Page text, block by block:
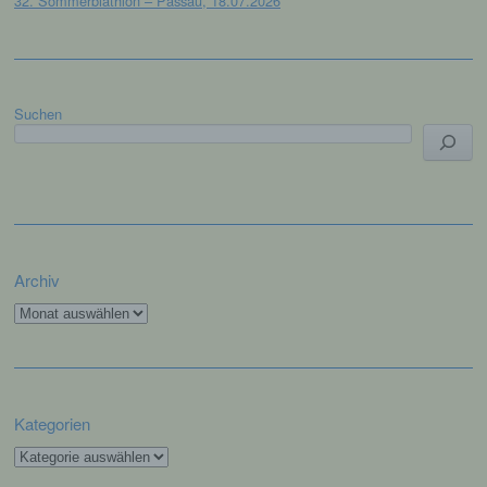
Suchen
Archiv
Archiv
Kategorien
Kategorien
f) Pseudonymisierung
Pseudonymisierung ist die Verarbeitung
g) Verantwortlicher oder für die
Verantwortlicher ist die natürliche oder